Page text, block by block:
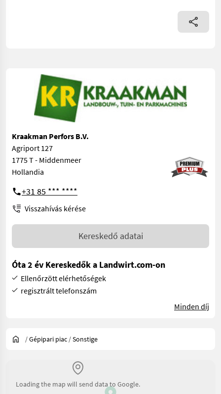
Kraakman Perfors B.V.
Agriport 127
1775 T - Middenmeer
Hollandia
+31 85 *** ****
Visszahívás kérése
Kereskedő adatai
Óta 2 év Kereskedők a Landwirt.com-on
Ellenőrzött elérhetőségek
regisztrált telefonszám
Minden díj
/Gépipari piac /Sonstige
Loading the map will send data to Google.